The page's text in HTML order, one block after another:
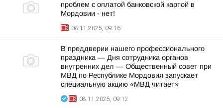
проблем с оплатой банковской картой в
Мордовии - нет!
08.11.2025, 09:16
В преддверии нашего профессионального
праздника — Дня сотрудника органов
внутренних дел — Общественный совет при
МВД по Республике Мордовия запускает
специальную акцию «МВД читает»
08.11.2025, 09:12